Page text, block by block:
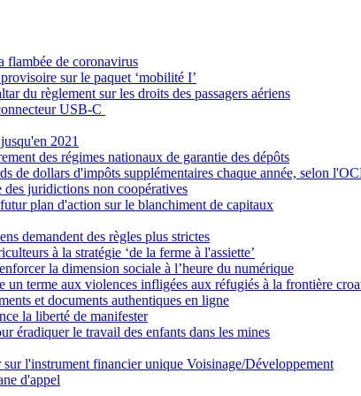
flambée de coronavirus
sur le paquet ‘mobilité I’
du règlement sur les droits des passagers aériens
USB-C
2021
des régimes nationaux de garantie des dépôts
de dollars d'impôts supplémentaires chaque année, selon
des juridictions non coopératives
plan d'action sur le blanchiment de capitaux
demandent des règles plus strictes
à la stratégie ‘de la ferme à l'assiette’
la dimension sociale à l’heure du numérique
terme aux violences infligées aux réfugiés à la frontière
et documents authentiques en ligne
la liberté de manifester
éradiquer le travail des enfants dans les mines
sur l'instrument financier unique Voisinage/Développement
d'appel